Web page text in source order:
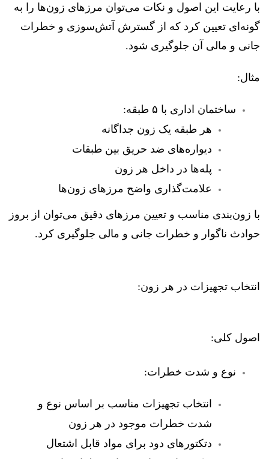
با رعایت این اصول و نکات می‌توان مرزهای زون‌ها را به
گونه‌ای تعیین کرد که از گسترش آتش‌سوزی و خطرات
جانی و مالی آن جلوگیری شود.
مثال:
ساختمان اداری با ۵ طبقه:
هر طبقه یک زون جداگانه
دیواره‌های ضد حریق بین طبقات
پله‌ها در داخل هر زون
علامت‌گذاری واضح مرزهای زون‌ها
با زون‌بندی مناسب و تعیین مرزهای دقیق می‌توان از بروز
حوادث ناگوار و خطرات جانی و مالی جلوگیری کرد.
انتخاب تجهیزات در هر زون:
اصول کلی:
نوع و شدت خطرات:
انتخاب تجهیزات مناسب بر اساس نوع و
شدت خطرات موجود در هر زون
دتکتورهای دود برای مواد قابل اشتعال